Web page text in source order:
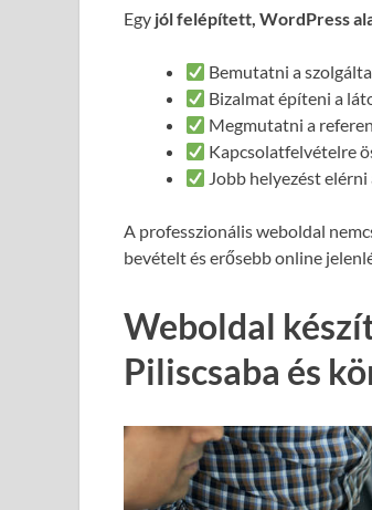
Egy jól felépített, WordPress
Bemutatni a
Bizalmat építeni a
Megmutatni a
Kapcsolatfelvételre
Jobb helyezést
A professzionális weboldal
bevételt és erősebb online
Weboldal
Piliscsaba és